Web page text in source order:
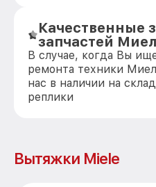
Качественные
запчастей
В случае, когда Вы
ремонта техники
нас в наличии на
реплики
Вытяжки Miele